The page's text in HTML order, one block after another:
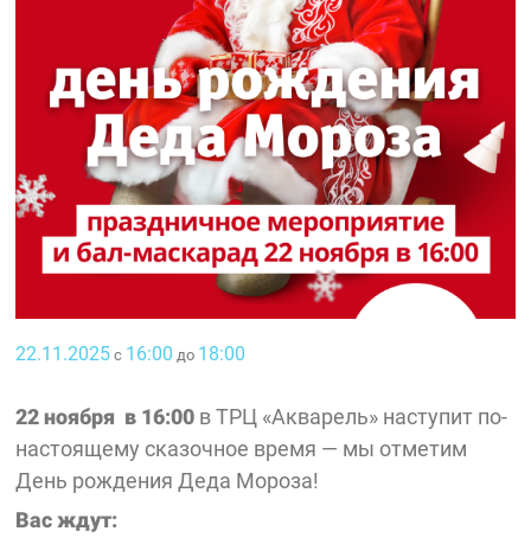
22.11.2025 с 16:00 до 18:00
22 ноября в 16:00 в ТРЦ «Акварель» наступит по-
настоящему сказочное время — мы отметим
День рождения Деда Мороза!
Вас ждут: